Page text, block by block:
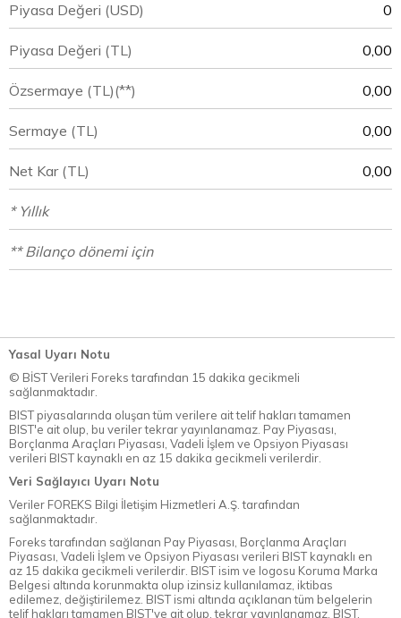
Piyasa Değeri (USD) 0
Piyasa Değeri (TL) 0,00
Özsermaye (TL)(**) 0,00
Sermaye (TL) 0,00
Net Kar (TL) 0,00
* Yıllık
** Bilanço dönemi için
Yasal Uyarı Notu
© BİST Verileri Foreks tarafından 15 dakika gecikmeli
sağlanmaktadır.
BIST piyasalarında oluşan tüm verilere ait telif hakları tamamen
BIST'e ait olup, bu veriler tekrar yayınlanamaz. Pay Piyasası,
Borçlanma Araçları Piyasası, Vadeli İşlem ve Opsiyon Piyasası
verileri BIST kaynaklı en az 15 dakika gecikmeli verilerdir.
Veri Sağlayıcı Uyarı Notu
Veriler FOREKS Bilgi İletişim Hizmetleri A.Ş. tarafından
sağlanmaktadır.
Foreks tarafından sağlanan Pay Piyasası, Borçlanma Araçları
Piyasası, Vadeli İşlem ve Opsiyon Piyasası verileri BIST kaynaklı en
az 15 dakika gecikmeli verilerdir. BIST isim ve logosu Koruma Marka
Belgesi altında korunmakta olup izinsiz kullanılamaz, iktibas
edilemez, değiştirilemez. BIST ismi altında açıklanan tüm belgelerin
telif hakları tamamen BIST'ye ait olup, tekrar yayınlanamaz. BIST,